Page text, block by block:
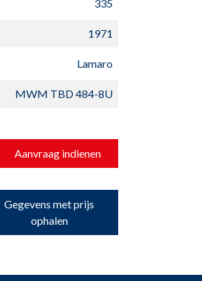
335
1971
Lamaro
MWM TBD 484-8U
Aanvraag indienen
Gegevens met prijs
ophalen